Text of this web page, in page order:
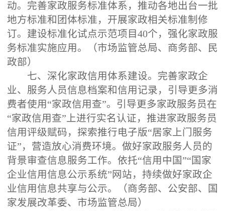
动。完善家政服务标准体系，推动各地出台一批
地方标准和团体标准，开展家政相关标准制修
订。建设标准化试点示范项目40个，强化家政服
务标准实施应用。（市场监管总局、商务部、民
政部）
七、深化家政信用体系建设。完善家政企
业、服务人员信息档案和信用记录，引导更多消
费者使用“家政信用查”。引导更多家政服务员在
“家政信用查”上进行实名认证，推进家政服务员
信用评级赋码，探索推行电子版“居家上门服务
证”，营造放心消费环境。做好家政服务人员的
背景审查信息服务工作。依托“信用中国”“国家
企业信用信息公示系统”网站，持续做好家政企
业信用信息共享与公示。（商务部、公安部、国
家发展改革委、市场监管总局）